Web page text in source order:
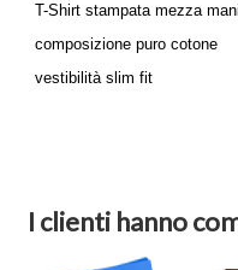
T-Shirt stampata mezza
composizione puro cotone
vestibilità slim fit
I clienti hanno